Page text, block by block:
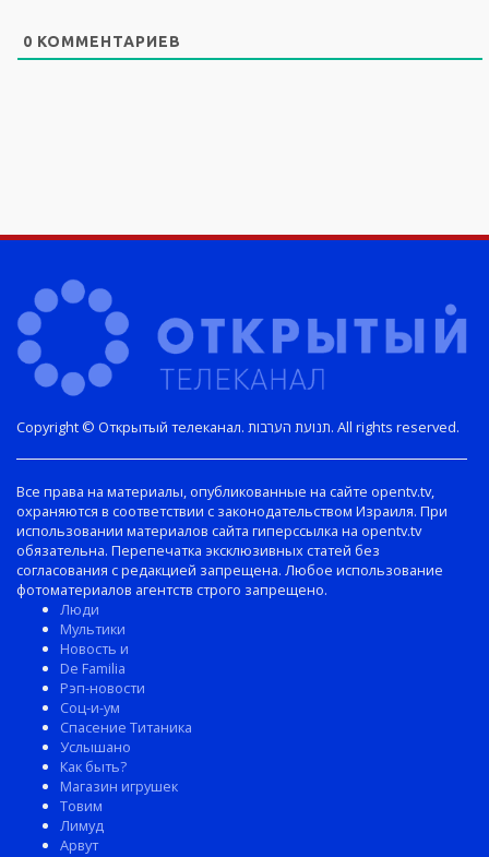
0 КОММЕНТАРИЕВ
Copyright © Открытый телеканал. תנועת הערבות. All rights reserved.
Все права на материалы, опубликованные на сайте opentv.tv,
охраняются в соответствии с законодательством Израиля. При
использовании материалов сайта гиперссылка на opentv.tv
обязательна. Перепечатка эксклюзивных статей без
согласования с редакцией запрещена. Любое использование
фотоматериалов агентств строго запрещено.
Люди
Мультики
Новость и
De Familia
Рэп-новости
Соц-и-ум
Спасение Титаника
Услышано
Как быть?
Магазин игрушек
Товим
Лимуд
Арвут